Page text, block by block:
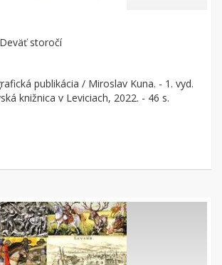
storočí
publikácia / Miroslav Kuna. - 1. vyd.
knižnica v Leviciach, 2022. - 46 s.